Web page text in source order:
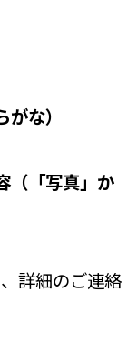
な）
（「写真」か
詳細のご連絡